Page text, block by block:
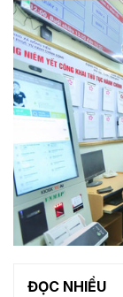
ĐỌC NHIỀU